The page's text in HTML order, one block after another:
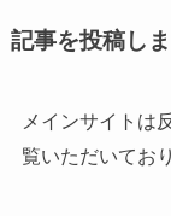
記事を投稿し
メインサイトは
覧いただいてお